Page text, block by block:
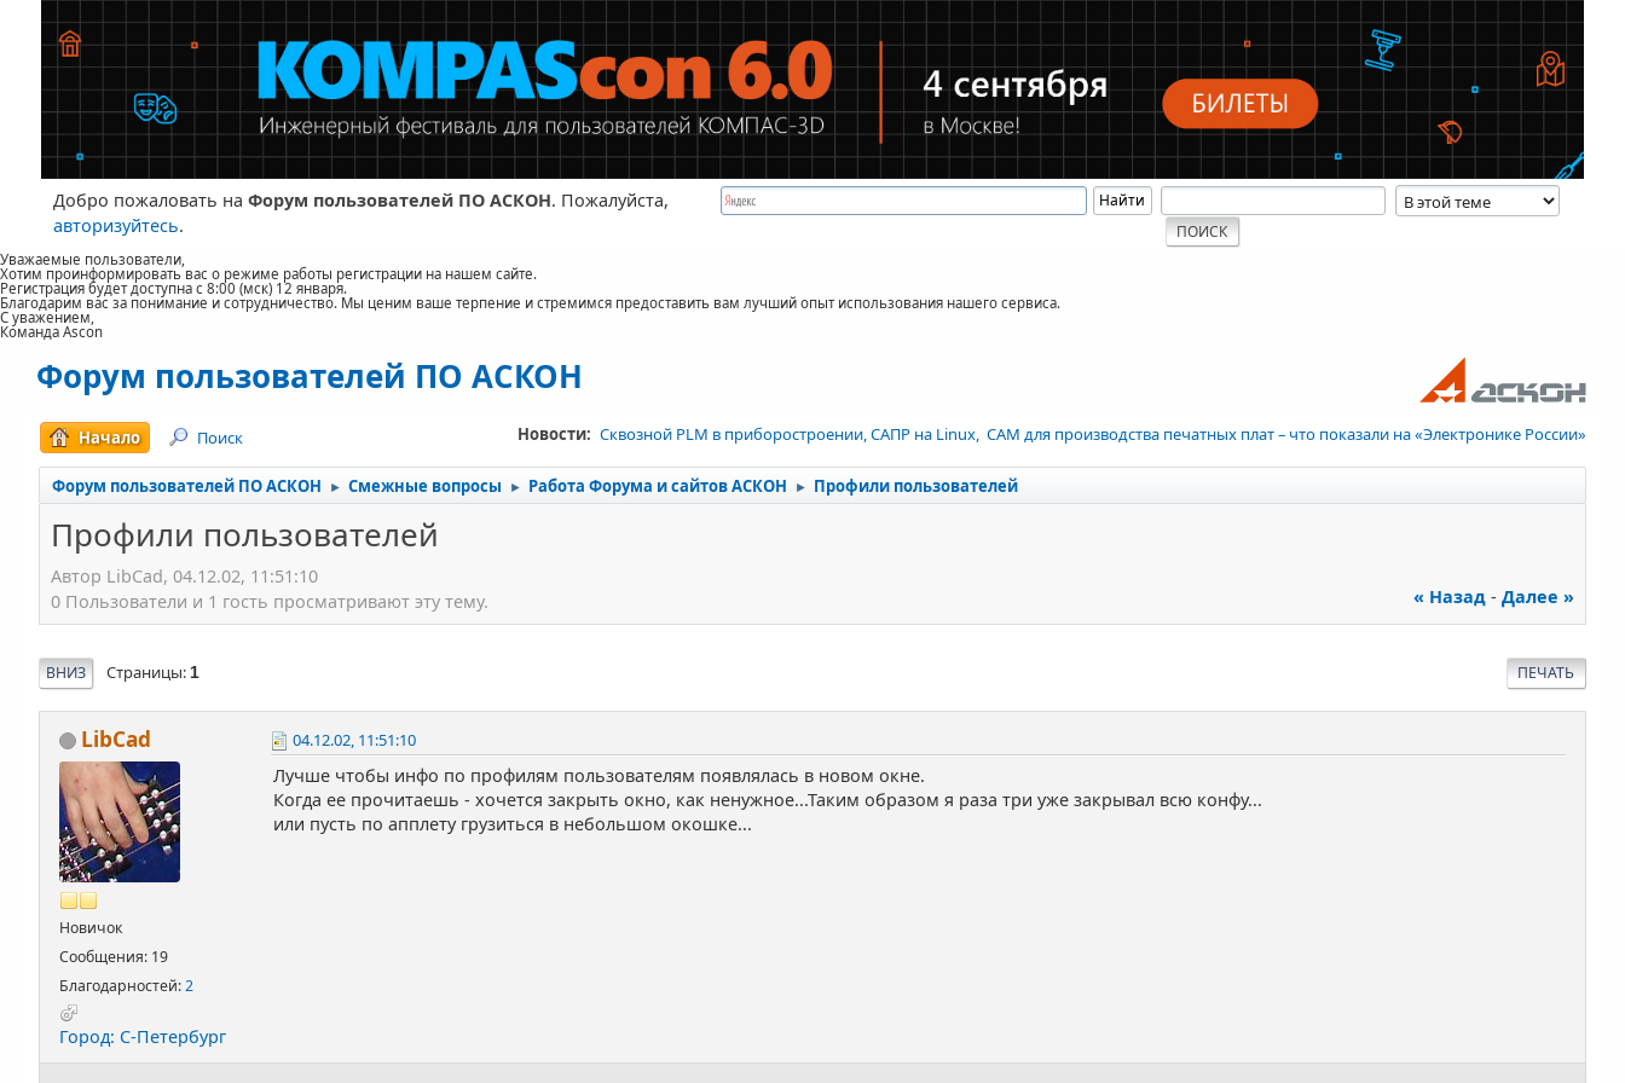
Добро пожаловать на Форум пользователей ПО АСКОН. Пожалуйста,
авторизуйтесь.
Уважаемые пользователи,
Хотим проинформировать вас о режиме работы регистрации на нашем сайте.
Регистрация будет доступна с 8:00 (мск) 12 января.
Благодарим вас за понимание и сотрудничество. Мы ценим ваше терпение и стремимся предоставить вам лучший опыт использования нашего сервиса.
С уважением,
Команда Ascon
Форум пользователей ПО АСКОН
Новости: Сквозной PLM в приборостроении, САПР на Linux, CAM для производства печатных плат – что показали на «Электронике России»
Начало Поиск
Форум пользователей ПО АСКОН ► Смежные вопросы ► Работа Форума и сайтов АСКОН ► Профили пользователей
Профили пользователей
Автор LibCad, 04.12.02, 11:51:10
« Назад- Далее »
0 Пользователи и 1 гость просматривают эту тему.
ПЕЧАТЬ
ВНИЗ Страницы 1
LibCad
Новичок
Сообщения: 19
Благодарностей:2
Город: С-Петербург
04.12.02, 11:51:10
Лучше чтобы инфо по профилям пользователям появлялась в новом окне.
Когда ее прочитаешь - хочется закрыть окно, как ненужное...Таким образом я раза три уже закрывал всю конфу...
или пусть по апплету грузиться в небольшом окошке...